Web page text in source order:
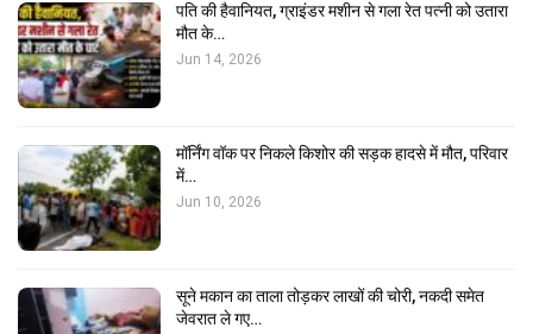
पति की हैवानियत, ग्राइंडर मशीन से गला रेत पत्नी को उतारा
मौत के…
Jun 14, 2026
मॉर्निंग वॉक पर निकले किशोर की सड़क हादसे में मौत, परिवार
में…
Jun 10, 2026
सूने मकान का ताला तोड़कर लाखों की चोरी, नकदी समेत
जेवरात ले गए…